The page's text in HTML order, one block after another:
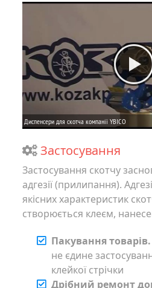
Застосування
Застосування скотчу
адгезії (прилипання).
якісних характеристик
створюється клеєм,
Пакування товарів.
не єдине
клейкої стрічки
Дрібний ремонт